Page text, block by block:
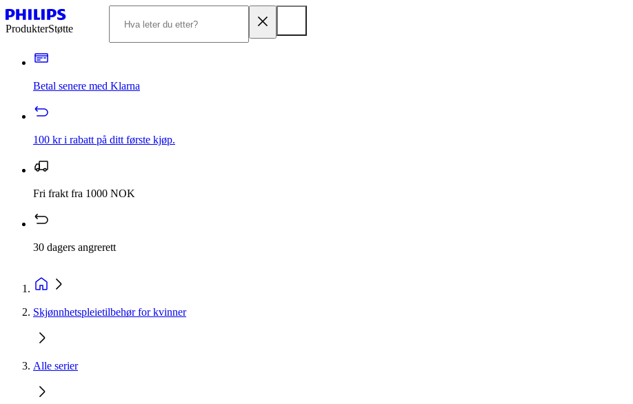
ProdukterStøtte
Betal senere med Klarna
100 kr i rabatt på ditt første kjøp.
Fri frakt fra 1000 NOK
30 dagers angrerett
Skjønnhetspleietilbehør for kvinner
Alle serier